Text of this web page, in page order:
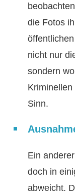
die Fotos
nicht nur
sondern
Sinn.
Ein
doch in
abweicht.